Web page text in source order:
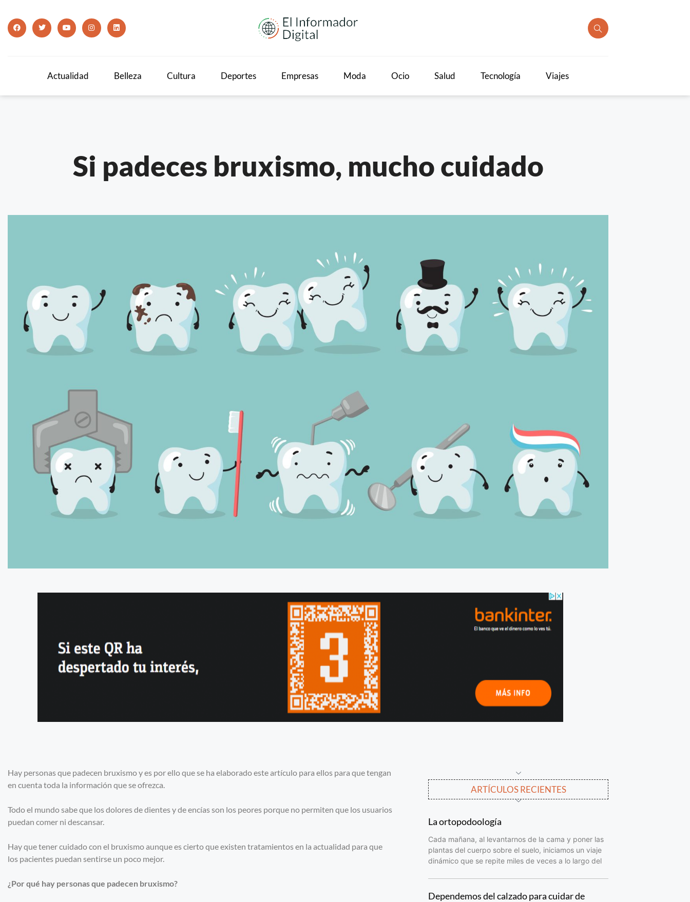
Actualidad Belleza Cultura Deportes Empresas Moda Ocio Salud Tecnología Viajes
Si padeces bruxismo, mucho cuidado
Hay personas que padecen bruxismo y es por ello que se ha elaborado este artículo para ellos para que tengan
en cuenta toda la información que se ofrezca.
Todo el mundo sabe que los dolores de dientes y de encías son los peores porque no permiten que los usuarios
puedan comer ni descansar.
Hay que tener cuidado con el bruxismo aunque es cierto que existen tratamientos en la actualidad para que
los pacientes puedan sentirse un poco mejor.
¿Por qué hay personas que padecen bruxismo?
ARTÍCULOS RECIENTES
La ortopodoología
Cada mañana, al levantarnos de la cama y poner las
plantas del cuerpo sobre el suelo, iniciamos un viaje
dinámico que se repite miles de veces a lo largo del
Dependemos del calzado para cuidar de